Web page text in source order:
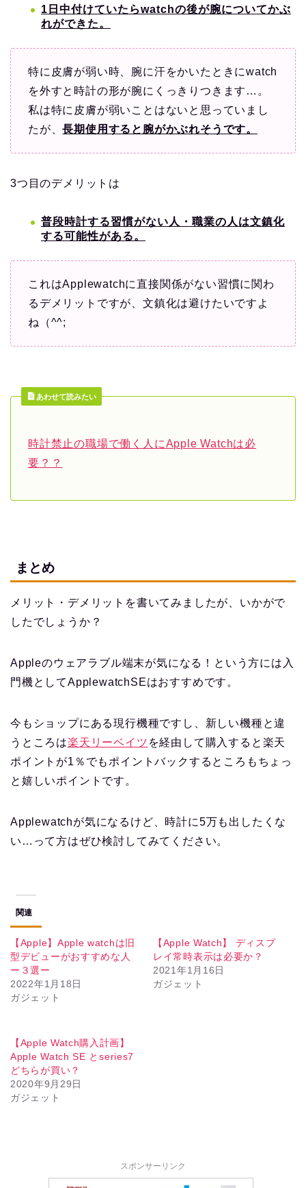
1日中付けていたらwatchの後が腕についてかぶ
れができた。
特に皮膚が弱い時、腕に汗をかいたときにwatch
を外すと時計の形が腕にくっきりつきます…。
私は特に皮膚が弱いことはないと思っていまし
たが、長期使用すると腕がかぶれそうです。
3つ目のデメリットは
普段時計する習慣がない人・職業の人は文鎮化
する可能性がある。
これはApplewatchに直接関係がない習慣に関わ
るデメリットですが、文鎮化は避けたいですよ
ね（^^;
あわせて読みたい
時計禁止の職場で働く人にApple Watchは必
要？？
まとめ
メリット・デメリットを書いてみましたが、いかがで
したでしょうか？
Appleのウェアラブル端末が気になる！という方には入
門機としてApplewatchSEはおすすめです。
今もショップにある現行機種ですし、新しい機種と違
うところは楽天リーベイツ を経由して購入すると楽天
ポイントが1％でもポイントバックするところもちょっ
と嬉しいポイントです。
Applewatchが気になるけど、時計に5万も出したくな
い…って方はぜひ検討してみてください。
関連
【Apple】Apple watchは旧
型デビューがおすすめな人
ー３選ー
2022年1月18日
ガジェット
【Apple Watch】 ディスプ
レイ常時表示は必要か？
2021年1月16日
ガジェット
【Apple Watch購入計画】
Apple Watch SE とseries7
どちらが買い？
2020年9月29日
ガジェット
スポンサーリンク